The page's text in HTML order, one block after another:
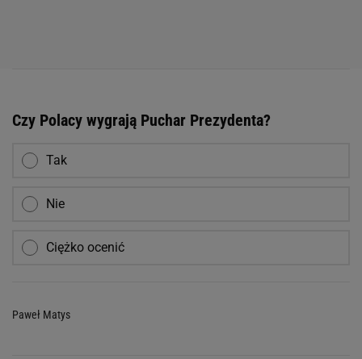
Czy Polacy wygrają Puchar Prezydenta?
Tak
Nie
Ciężko ocenić
Paweł Matys